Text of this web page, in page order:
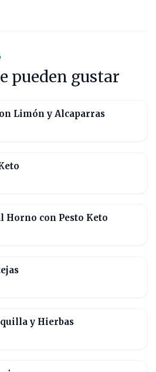
pueden gustar
Limón y Alcaparras
Horno con Pesto Keto
y Hierbas